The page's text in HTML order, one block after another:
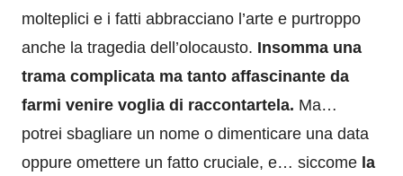
molteplici e i fatti abbracciano l’arte e purtroppo
anche la tragedia dell’olocausto. Insomma una
trama complicata ma tanto affascinante da
farmi venire voglia di raccontartela. Ma…
potrei sbagliare un nome o dimenticare una data
oppure omettere un fatto cruciale, e… siccome la